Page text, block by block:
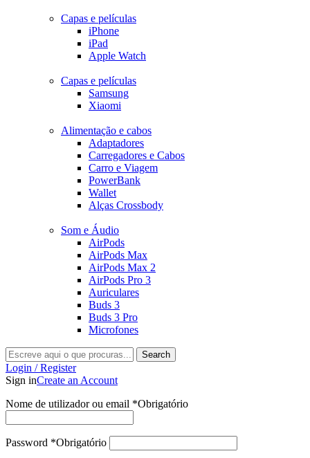
Capas e películas
iPhone
iPad
Apple Watch
Capas e películas
Samsung
Xiaomi
Alimentação e cabos
Adaptadores
Carregadores e Cabos
Carro e Viagem
PowerBank
Wallet
Alças Crossbody
Som e Áudio
AirPods
AirPods Max
AirPods Max 2
AirPods Pro 3
Auriculares
Buds 3
Buds 3 Pro
Microfones
Search
Login / Register
Sign inCreate an Account
Nome de utilizador ou email *Obrigatório
Password *Obrigatório